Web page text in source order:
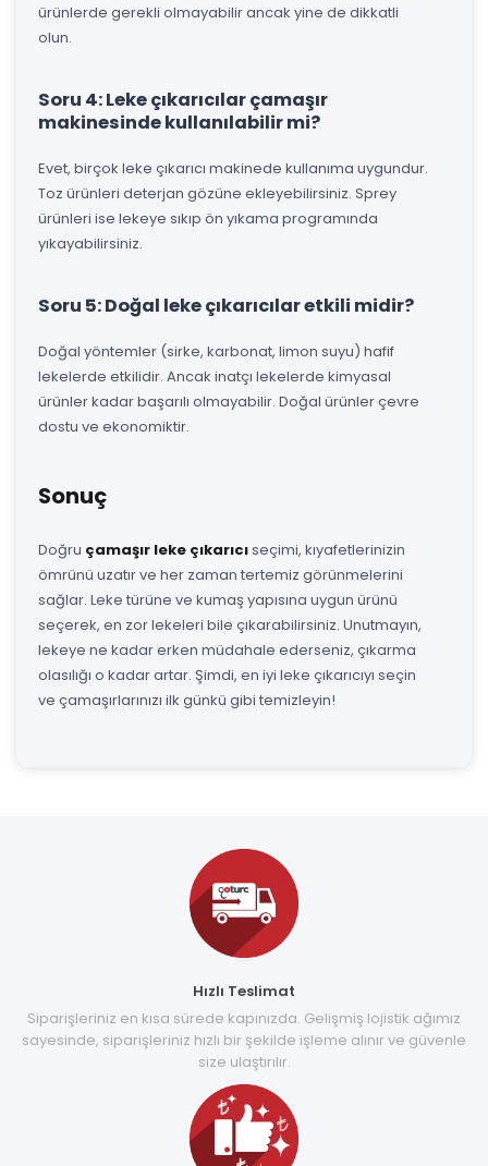
ürünlerde gerekli olmayabilir ancak yine de dikkatli
olun.
Soru 4: Leke çıkarıcılar çamaşır
makinesinde kullanılabilir mi?
Evet, birçok leke çıkarıcı makinede kullanıma uygundur.
Toz ürünleri deterjan gözüne ekleyebilirsiniz. Sprey
ürünleri ise lekeye sıkıp ön yıkama programında
yıkayabilirsiniz.
Soru 5: Doğal leke çıkarıcılar etkili midir?
Doğal yöntemler (sirke, karbonat, limon suyu) hafif
lekelerde etkilidir. Ancak inatçı lekelerde kimyasal
ürünler kadar başarılı olmayabilir. Doğal ürünler çevre
dostu ve ekonomiktir.
Sonuç
Doğru çamaşır leke çıkarıcıseçimi, kıyafetlerinizin
ömrünü uzatır ve her zaman tertemiz görünmelerini
sağlar. Leke türüne ve kumaş yapısına uygun ürünü
seçerek, en zor lekeleri bile çıkarabilirsiniz. Unutmayın,
lekeye ne kadar erken müdahale ederseniz, çıkarma
olasılığı o kadar artar. Şimdi, en iyi leke çıkarıcıyı seçin
ve çamaşırlarınızı ilk günkü gibi temizleyin!
Hızlı Teslimat
Siparişleriniz en kısa sürede kapınızda. Gelişmiş lojistik ağımız
sayesinde, siparişleriniz hızlı bir şekilde işleme alınır ve güvenle
size ulaştırılır.